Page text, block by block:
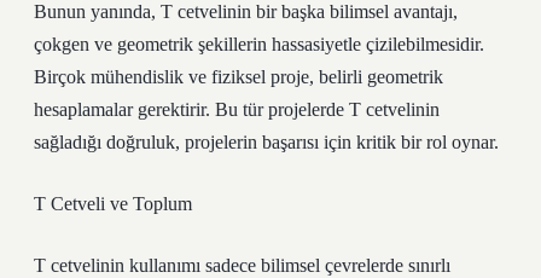
Bunun yanında, T cetvelinin bir başka bilimsel avantajı,
çokgen ve geometrik şekillerin hassasiyetle çizilebilmesidir.
Birçok mühendislik ve fiziksel proje, belirli geometrik
hesaplamalar gerektirir. Bu tür projelerde T cetvelinin
sağladığı doğruluk, projelerin başarısı için kritik bir rol oynar.
T Cetveli ve Toplum
T cetvelinin kullanımı sadece bilimsel çevrelerde sınırlı